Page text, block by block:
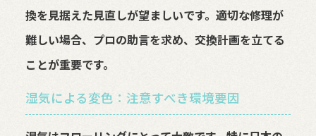
換を見据えた見直しが望ましいです。適切な修理が
難しい場合、プロの助言を求め、交換計画を立てる
ことが重要です。
湿気による変色：注意すべき環境要因